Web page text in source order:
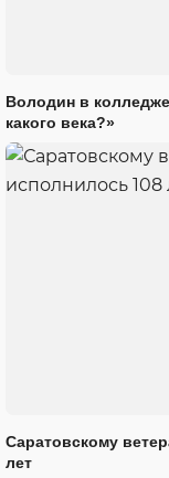
Володин в
какого века?»
Саратовскому
лет